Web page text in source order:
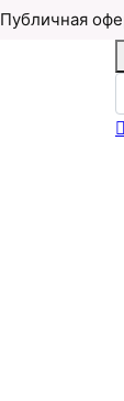
Публичная